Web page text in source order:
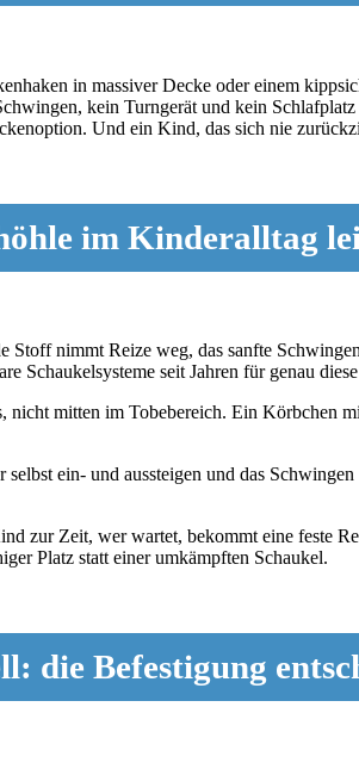
in massiver Decke oder einem
kein Turngerät und kein
Und ein Kind, das sich nie
im Kinderalltag
Stoff nimmt Reize weg, das sanfte
Schaukelsysteme seit Jahren für genau
mitten im Tobebereich. Ein Körbchen
ein- und aussteigen und das
Zeit, wer wartet, bekommt eine feste
Platz statt einer umkämpften Schaukel.
die Befestigung